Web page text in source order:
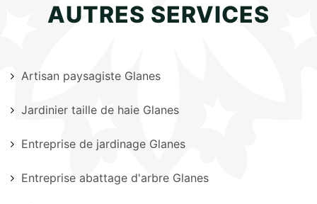
AUTRES SERVICES
Artisan paysagiste Glanes
Jardinier taille de haie Glanes
Entreprise de jardinage Glanes
Entreprise abattage d'arbre Glanes